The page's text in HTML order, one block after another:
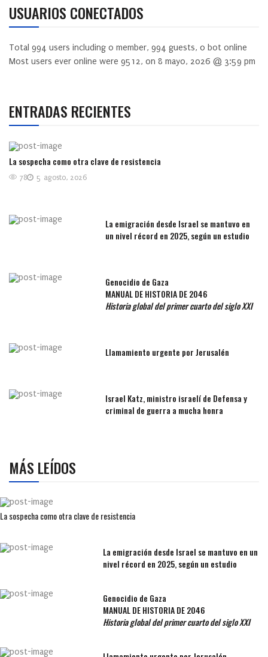
USUARIOS CONECTADOS
Total 994 users including 0 member, 994 guests, 0 bot online
Most users ever online were 9512, on 8 mayo, 2026 @ 3:59 pm
ENTRADAS RECIENTES
La sospecha como otra clave de resistencia
5 agosto, 2026
78
La emigración desde Israel se mantuvo en
un nivel récord en 2025, según un estudio
Genocidio de Gaza
MANUAL DE HISTORIA DE 2046
Historia global del primer cuarto del siglo XXI
Llamamiento urgente por Jerusalén
Israel Katz, ministro israelí de Defensa y
criminal de guerra a mucha honra
MÁS LEÍDOS
La sospecha como otra clave de resistencia
La emigración desde Israel se mantuvo en un
nivel récord en 2025, según un estudio
Genocidio de Gaza
MANUAL DE HISTORIA DE 2046
Historia global del primer cuarto del siglo XXI